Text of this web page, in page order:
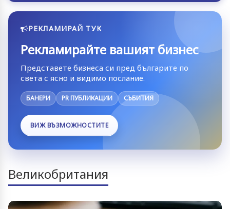
РЕКЛАМИРАЙ ТУК
Рекламирайте вашият бизнес
Представете бизнеса си пред българите по
света с ясно и видимо послание.
БАНЕРИ PR ПУБЛИКАЦИИ СЪБИТИЯ
ВИЖ ВЪЗМОЖНОСТИТЕ
Великобритания